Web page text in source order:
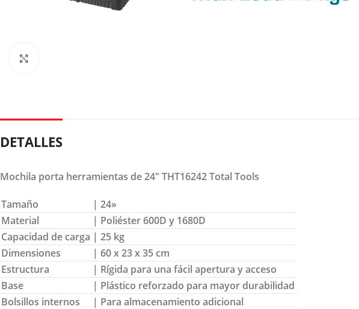
DETALLES
Mochila porta herramientas de 24″ THT16242 Total Tools
Tamaño
| 24»
Material
| Poliéster 600D y 1680D
Capacidad de carga | 25 kg
Dimensiones
| 60 x 23 x 35 cm
Estructura
| Rígida para una fácil apertura y acceso
Base
| Plástico reforzado para mayor durabilidad
Bolsillos internos
| Para almacenamiento adicional